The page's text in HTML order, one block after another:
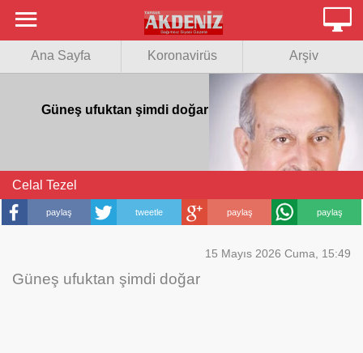
Ana Sayfa
Foto Galeri
Sektör
Koronavirüs
Adana
MENU
Ana Sayfa Koronavirüs Arşiv
Güneş ufuktan şimdi doğar
Celal Tezel
paylaş tweetle paylaş paylaş
15 Mayıs 2026 Cuma, 15:49
Güneş ufuktan şimdi doğar